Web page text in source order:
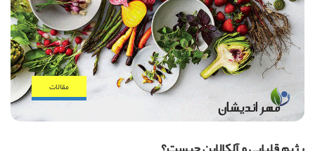
مقالات